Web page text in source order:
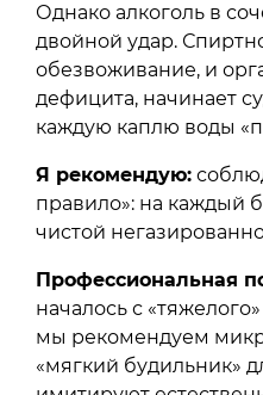
Однако алкоголь в
двойной удар.
обезвоживание, и
дефицита, начинает
каждую каплю воды
Я рекомендую:
правило»: на каждый
чистой
Профессиональная
началось с
мы рекомендуем
«мягкий будильник»